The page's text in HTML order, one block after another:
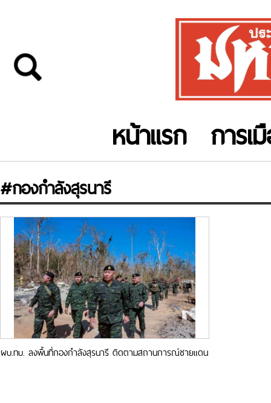
หน้าแรก การเ
#กองกำลังสุรนารี
ผบ.ทบ. ลงพื้นที่กองกำลังสุรนารี ติดตามสถานการณ์ชายแดน